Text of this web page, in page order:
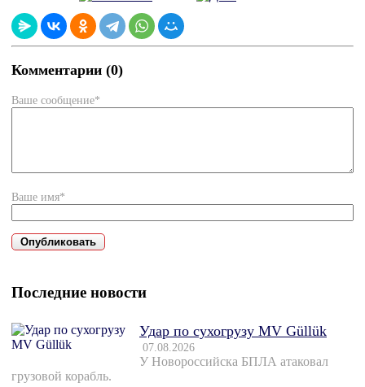
Комментарии (0)
Ваше сообщение*
Ваше имя*
Последние новости
Удар по сухогрузу MV Güllük
07.08.2026
У Новороссийска БПЛА атаковал
грузовой корабль.